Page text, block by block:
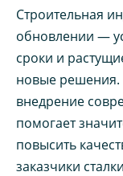
Строительная
обновлении —
сроки и
новые решения.
внедрение
помогает
повысить
заказчики